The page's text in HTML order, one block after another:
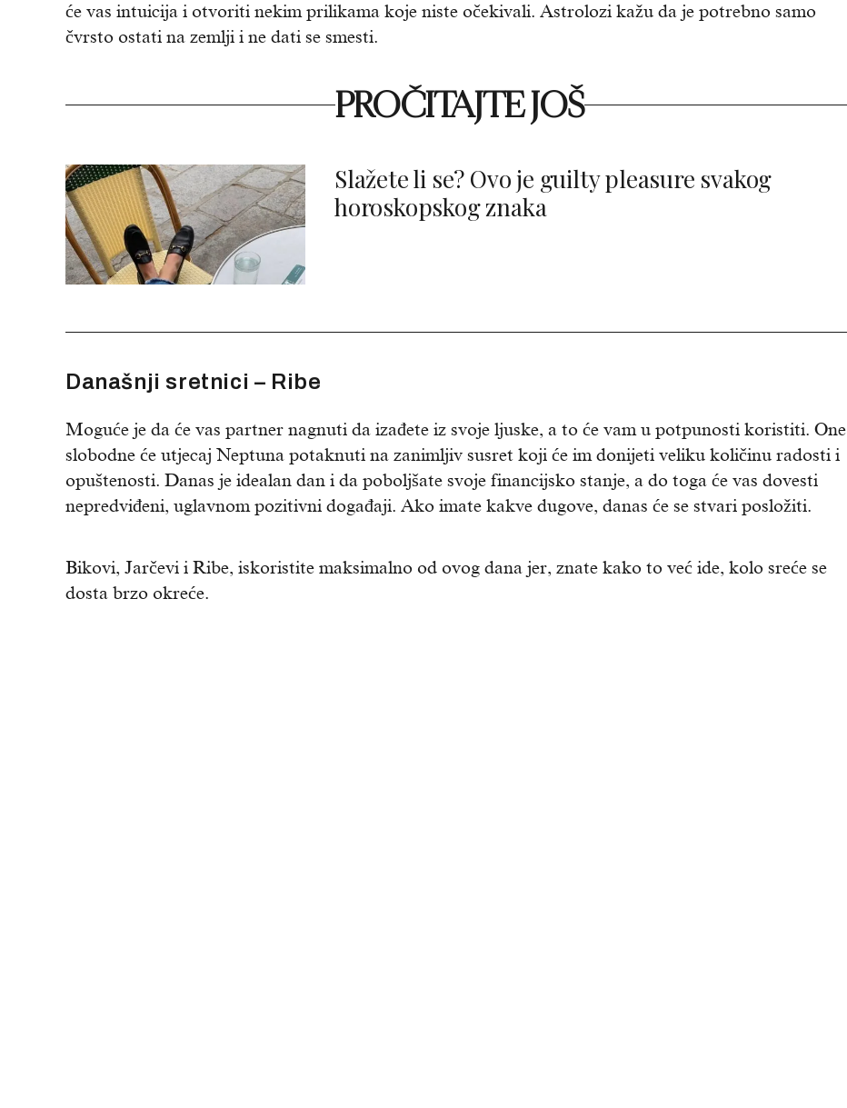
će vas intuicija i otvoriti nekim prilikama koje niste očekivali. Astrolozi kažu da je potrebno samo
čvrsto ostati na zemlji i ne dati se smesti.
PROČITAJTE JOŠ
Slažete li se? Ovo je guilty pleasure svakog
horoskopskog znaka
Današnji sretnici – Ribe
Moguće je da će vas partner nagnuti da izađete iz svoje ljuske, a to će vam u potpunosti koristiti. One
slobodne će utjecaj Neptuna potaknuti na zanimljiv susret koji će im donijeti veliku količinu radosti i
opuštenosti. Danas je idealan dan i da poboljšate svoje financijsko stanje, a do toga će vas dovesti
nepredviđeni, uglavnom pozitivni događaji. Ako imate kakve dugove, danas će se stvari posložiti.
Bikovi, Jarčevi i Ribe, iskoristite maksimalno od ovog dana jer, znate kako to već ide, kolo sreće se
dosta brzo okreće.